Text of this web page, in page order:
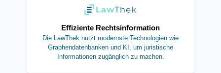
Effiziente Rechtsinformation
Die LawThek nutzt modernste Technologien wie
Graphendatenbanken und KI, um juristische
Informationen zugänglich zu machen.
(öffnet in neuem Tab)